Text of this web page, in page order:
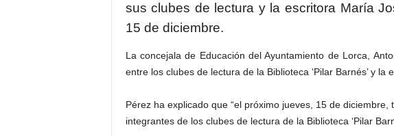
sus clubes de lectura y la escritora María
15 de diciembre.
La concejala de Educación del Ayuntamiento de Lorca,
entre los clubes de lectura de la Biblioteca ‘Pilar Barnés’ y la
Pérez ha explicado que “el próximo jueves, 15 de
integrantes de los clubes de lectura de la Biblioteca ‘Pilar